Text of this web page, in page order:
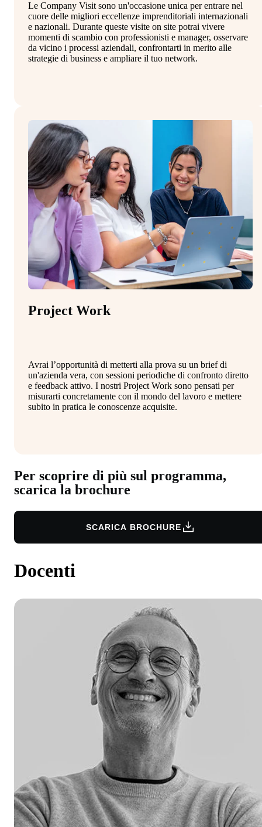
Le Company Visit sono un'occasione unica per entrare nel
cuore delle migliori eccellenze imprenditoriali internazionali
e nazionali. Durante queste visite on site potrai vivere
momenti di scambio con professionisti e manager, osservare
da vicino i processi aziendali, confrontarti in merito alle
strategie di business e ampliare il tuo network.
Project Work
Avrai l’opportunità di metterti alla prova su un brief di
un'azienda vera, con sessioni periodiche di confronto diretto
e feedback attivo. I nostri Project Work sono pensati per
misurarti concretamente con il mondo del lavoro e mettere
subito in pratica le conoscenze acquisite.
Per scoprire di più sul programma,
scarica la brochure
SCARICA BROCHURE
Docenti